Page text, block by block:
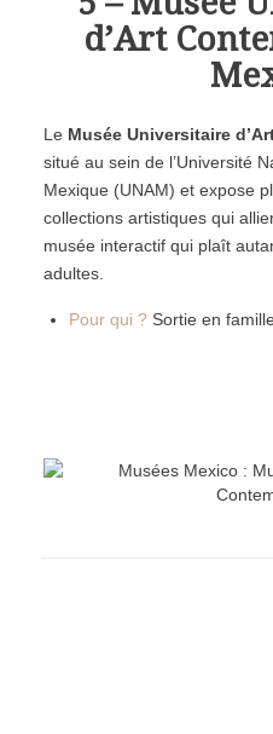
d’Art
Le Musée Universitaire
situé au sein de l’Université
Mexique (UNAM) et expose
collections artistiques qui
musée interactif qui plaît
adultes.
Pour qui ?Sortie en